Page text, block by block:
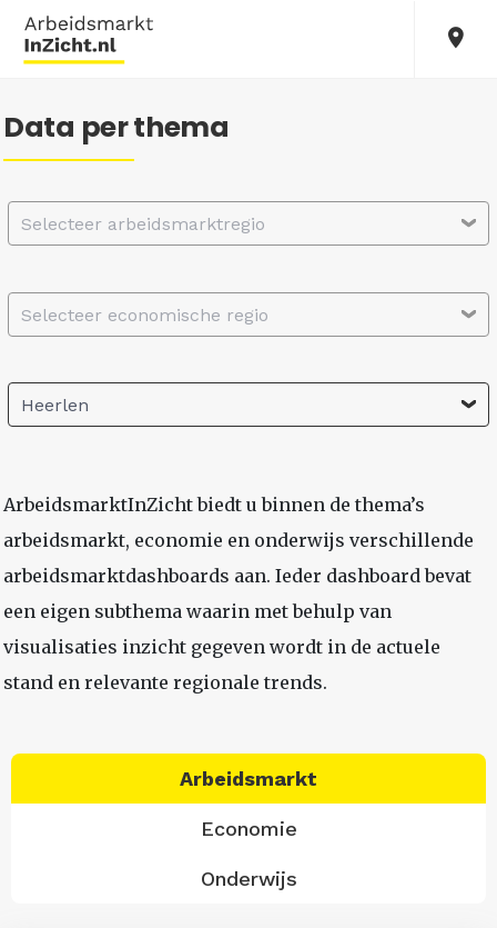
Data per thema
Selecteer arbeidsmarktregio
Selecteer economische regio
Heerlen
ArbeidsmarktInZicht biedt u binnen de thema’s
arbeidsmarkt, economie en onderwijs verschillende
arbeidsmarktdashboards aan. Ieder dashboard bevat
een eigen subthema waarin met behulp van
visualisaties inzicht gegeven wordt in de actuele
stand en relevante regionale trends.
Arbeidsmarkt
Economie
Onderwijs